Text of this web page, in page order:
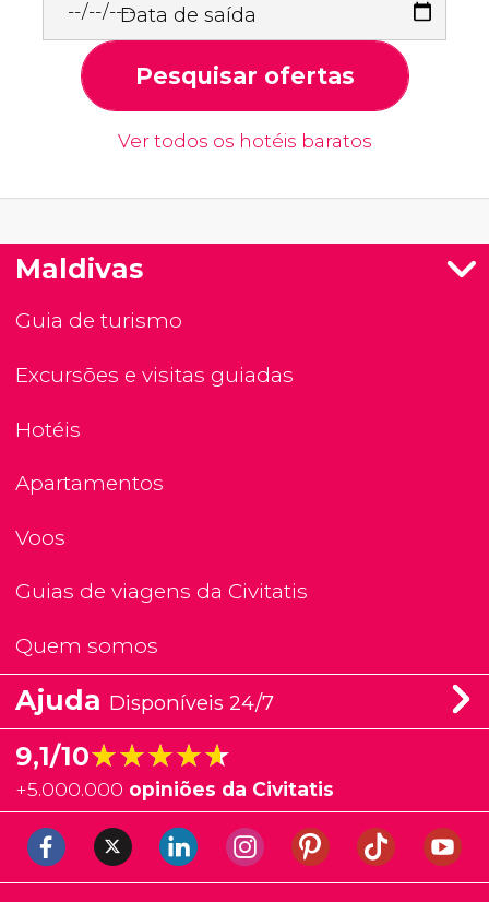
Data de saída
Pesquisar ofertas
Ver todos os hotéis baratos
Maldivas
Guia de turismo
Excursões e visitas guiadas
Hotéis
Apartamentos
Voos
Guias de viagens da Civitatis
Quem somos
Ajuda Disponíveis 24/7
9,1/10★★★★★
★★★★★
+5.000.000 opiniões da Civitatis